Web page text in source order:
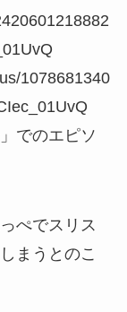
1078681340
でのエピソ
ぺでスリス
まうとのこ